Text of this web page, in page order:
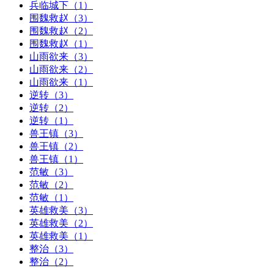
兵临城下（1）
围魏救赵（3）
围魏救赵（2）
围魏救赵（1）
山雨欲来（3）
山雨欲来（2）
山雨欲来（1）
逆转（3）
逆转（2）
逆转（1）
兽王镇（3）
兽王镇（2）
兽王镇（1）
范敏（3）
范敏（2）
范敏（1）
英雄救美（3）
英雄救美（2）
英雄救美（1）
整治（3）
整治（2）